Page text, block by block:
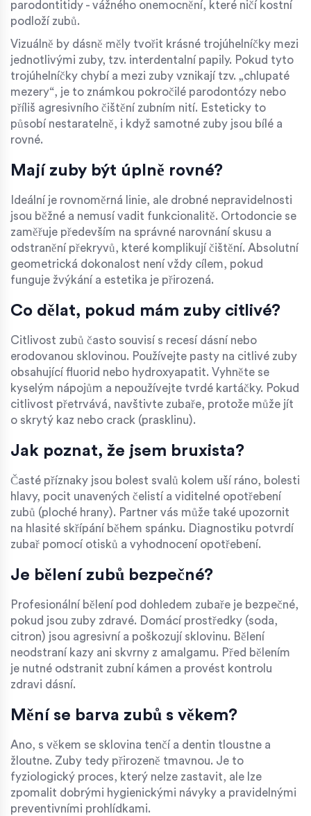
parodontitidy - vážného onemocnění, které ničí kostní
podloží zubů.
Vizuálně by dásně měly tvořit krásné trojúhelníčky mezi
jednotlivými zuby, tzv. interdentalní papily. Pokud tyto
trojúhelníčky chybí a mezi zuby vznikají tzv. „chlupaté
mezery“, je to známkou pokročilé parodontózy nebo
příliš agresivního čištění zubním nití. Esteticky to
působí nestaratelně, i když samotné zuby jsou bílé a
rovné.
Mají zuby být úplně rovné?
Ideální je rovnoměrná linie, ale drobné nepravidelnosti
jsou běžné a nemusí vadit funkcionalitě. Ortodoncie se
zaměřuje především na správné narovnání skusu a
odstranění překryvů, které komplikují čištění. Absolutní
geometrická dokonalost není vždy cílem, pokud
funguje žvýkání a estetika je přirozená.
Co dělat, pokud mám zuby citlivé?
Citlivost zubů často souvisí s recesí dásní nebo
erodovanou sklovinou. Používejte pasty na citlivé zuby
obsahující fluorid nebo hydroxyapatit. Vyhněte se
kyselým nápojům a nepoužívejte tvrdé kartáčky. Pokud
citlivost přetrvává, navštivte zubaře, protože může jít
o skrytý kaz nebo crack (prasklinu).
Jak poznat, že jsem bruxista?
Časté příznaky jsou bolest svalů kolem uší ráno, bolesti
hlavy, pocit unavených čelistí a viditelné opotřebení
zubů (ploché hrany). Partner vás může také upozornit
na hlasité skřípání během spánku. Diagnostiku potvrdí
zubař pomocí otisků a vyhodnocení opotřebení.
Je bělení zubů bezpečné?
Profesionální bělení pod dohledem zubaře je bezpečné,
pokud jsou zuby zdravé. Domácí prostředky (soda,
citron) jsou agresivní a poškozují sklovinu. Bělení
neodstraní kazy ani skvrny z amalgamu. Před bělením
je nutné odstranit zubní kámen a provést kontrolu
zdravi dásní.
Mění se barva zubů s věkem?
Ano, s věkem se sklovina tenčí a dentin tloustne a
žloutne. Zuby tedy přirozeně tmavnou. Je to
fyziologický proces, který nelze zastavit, ale lze
zpomalit dobrými hygienickými návyky a pravidelnými
preventivními prohlídkami.